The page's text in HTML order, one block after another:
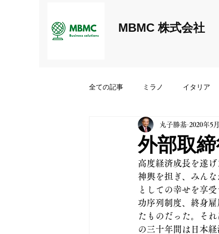
MBMC 株式会社
全ての記事 ミラノ イタリア
MBMC経営者交流会
外部取
丸子勝基 2020年5
高度経済成長を遂
神輿を担ぎ、みん
としての幸せを享
功序列制度、終身
たものだった。そ
の三十年間は日本